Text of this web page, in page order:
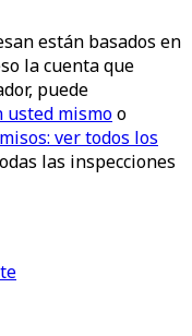
están basados en
la cuenta que
puede
usted mismoo
ver todos los
las inspecciones